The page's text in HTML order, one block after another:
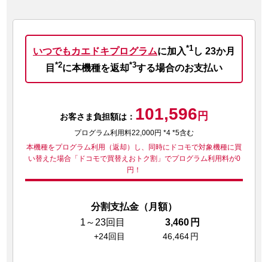
いつでもカエドキプログラムに加入*1 し 23か月
目 *2に本機種を返却*3する場合のお支払い
お客さま負担額は： 101,596 円
プログラム利用料22,000円 *4 *5含む
本機種をプログラム利用（返却）し、同時にドコモで対象機種に買
い替えた場合「ドコモで買替えおトク割」でプログラム利用料が0
円！
分割支払金（月額）
1～23回目
3,460 円
+24回目 46,464 円